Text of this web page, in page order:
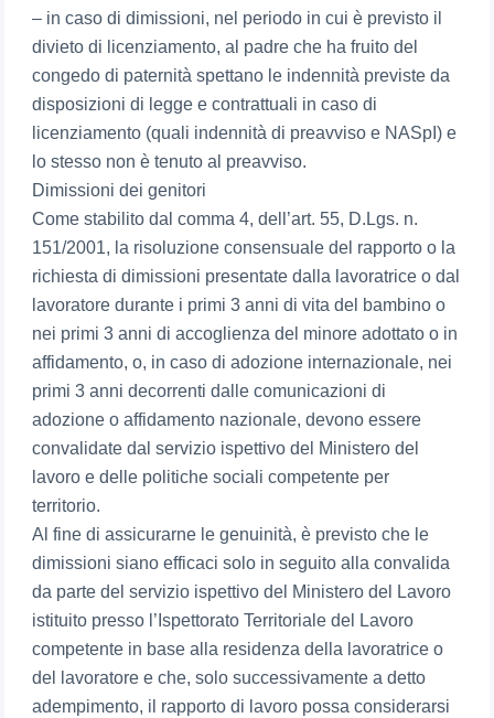
– in caso di dimissioni, nel periodo in cui è previsto il
divieto di licenziamento, al padre che ha fruito del
congedo di paternità spettano le indennità previste da
disposizioni di legge e contrattuali in caso di
licenziamento (quali indennità di preavviso e NASpI) e
lo stesso non è tenuto al preavviso.
Dimissioni dei genitori
Come stabilito dal comma 4, dell’art. 55, D.Lgs. n.
151/2001, la risoluzione consensuale del rapporto o la
richiesta di dimissioni presentate dalla lavoratrice o dal
lavoratore durante i primi 3 anni di vita del bambino o
nei primi 3 anni di accoglienza del minore adottato o in
affidamento, o, in caso di adozione internazionale, nei
primi 3 anni decorrenti dalle comunicazioni di
adozione o affidamento nazionale, devono essere
convalidate dal servizio ispettivo del Ministero del
lavoro e delle politiche sociali competente per
territorio.
Al fine di assicurarne le genuinità, è previsto che le
dimissioni siano efficaci solo in seguito alla convalida
da parte del servizio ispettivo del Ministero del Lavoro
istituito presso l’Ispettorato Territoriale del Lavoro
competente in base alla residenza della lavoratrice o
del lavoratore e che, solo successivamente a detto
adempimento, il rapporto di lavoro possa considerarsi